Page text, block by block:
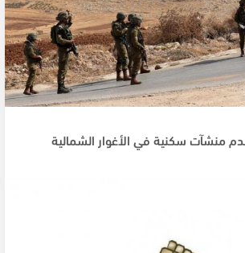
هدم منشآت سكنية في الأغوار الشمالية